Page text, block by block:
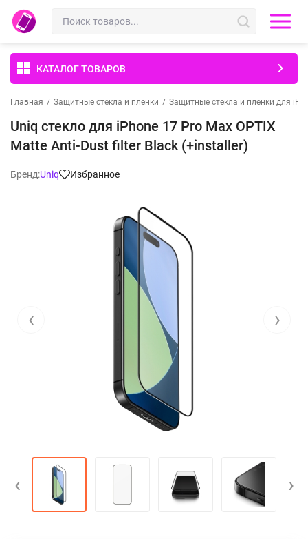
КАТАЛОГ ТОВАРОВ
Главная / Защитные стекла и пленки / Защитные стекла и пленки для
Uniq стекло для iPhone 17 Pro Max OPTIX
Matte Anti-Dust filter Black (+installer)
Бренд:Uniq Избранное
‹ ›
‹ ›